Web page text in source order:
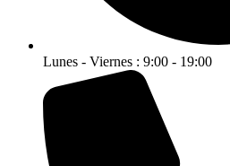
Lunes - Viernes : 9:00 - 19:00